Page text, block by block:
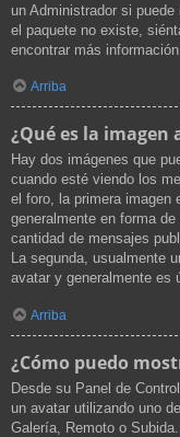
un Administrador si
el paquete no existe,
encontrar más
Arriba
¿Qué es la imagen
Hay dos imágenes que
cuando esté viendo los
el foro, la primera imagen
generalmente en forma
cantidad de mensajes
La segunda, usualmente
avatar y generalmente es
Arriba
¿Cómo puedo
Desde su Panel de
un avatar utilizando uno
Galería, Remoto o